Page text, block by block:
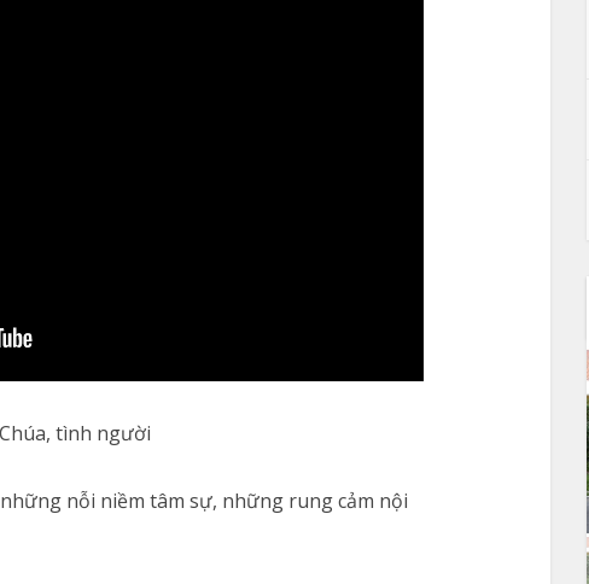
tình người
nỗi niềm tâm sự, những rung cảm nội